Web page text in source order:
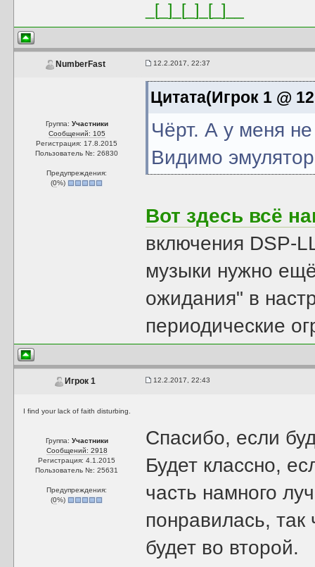
_[_]_[_]_[_]__
NumberFast 12.2.2017, 22:37
Группа: Участники
Сообщений: 105
Регистрация: 17.8.2015
Пользователь №: 26830
Предупреждения:
(0%)
Цитата(Игрок 1 @
Чёрт. А у меня
Видимо
Вот здесь всё
включения DSP-
музыки нужно
ожидания" в
периодические
Игрок 1 12.2.2017, 22:43
I find your lack of faith disturbing.
Группа: Участники
Сообщений: 2918
Регистрация: 4.1.2015
Пользователь №: 25631
Предупреждения:
(0%)
Спасибо, если
Будет классно,
часть намного
понравилась,
будет во второй.